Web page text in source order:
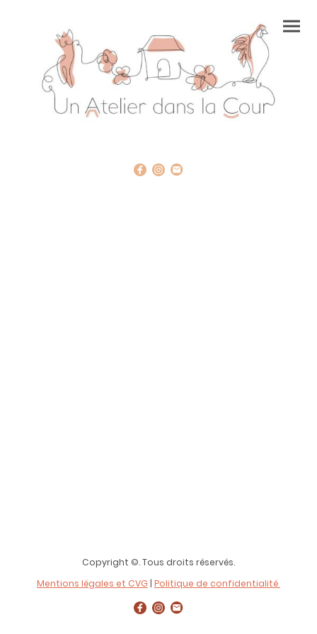
Copyright ©. Tous droits réservés.
Mentions légales et CVG | Politique de confidentialité